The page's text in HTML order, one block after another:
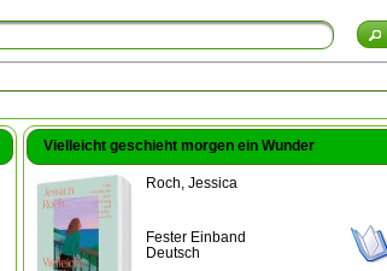
Vielleicht geschieht morgen ein Wunder
Roch, Jessica
Fester Einband
Deutsch